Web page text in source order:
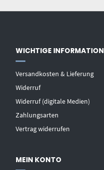
WICHTIGE INFORMATION
Versandkosten & Lieferung
Widerruf
Widerruf (digitale Medien)
Zahlungsarten
Vertrag widerrufen
MEIN KONTO